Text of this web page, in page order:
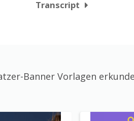
Transcript
Banner Vorlagen